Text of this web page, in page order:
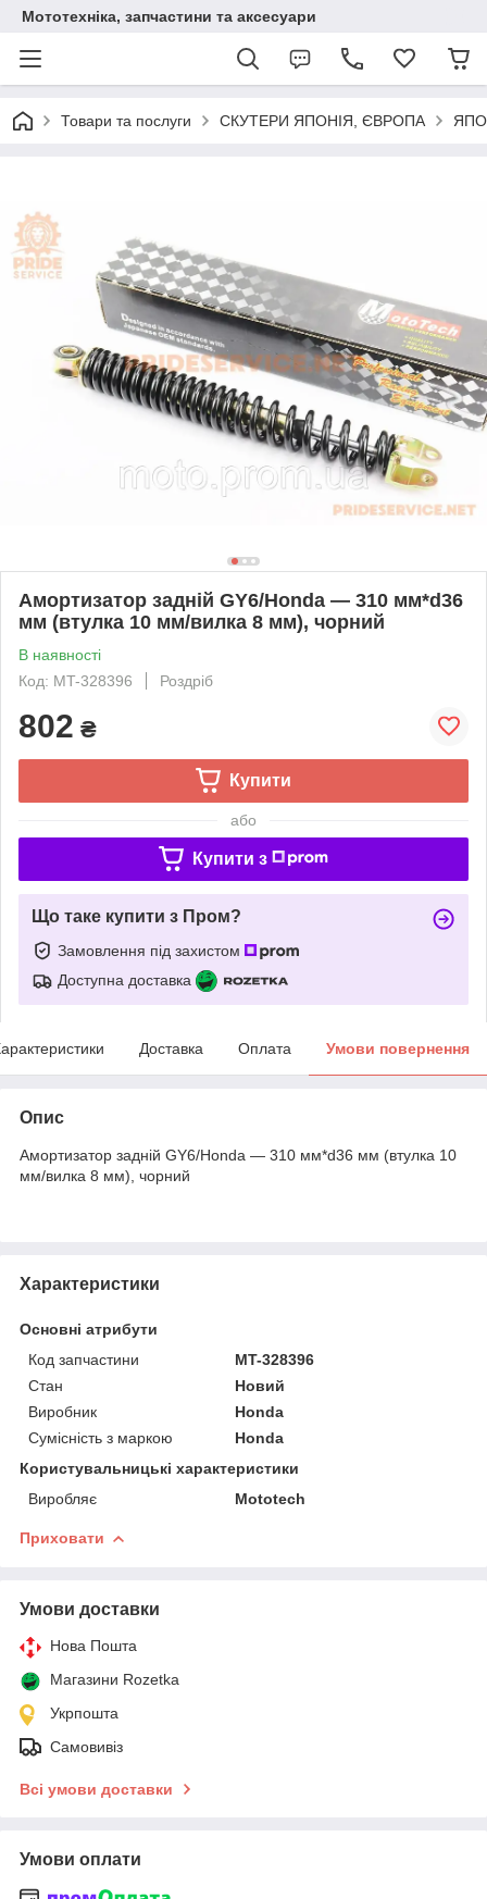
Мототехніка, запчастини та аксесуари
Товари та послуги СКУТЕРИ ЯПОНІЯ, ЄВРОПА
Амортизатор задній GY6/Honda — 310 мм*d36
мм (втулка 10 мм/вилка 8 мм), чорний
В наявності
Код: MT-328396
Роздріб
802 ₴
Купити
або
Купити з
Що таке купити з Пром?
Замовлення під захистом
Доступна доставка
Доставка Оплата Умови повернення
Опис
Амортизатор задній GY6/Honda — 310 мм*d36 мм (втулка 10
мм/вилка 8 мм), чорний
Характеристики
Основні атрибути
Код запчастини
MT-328396
Стан
Новий
Виробник
Honda
Сумісність з маркою
Honda
Користувальницькі характеристики
Виробляє
Mototech
Приховати
Умови доставки
Нова Пошта
Магазини Rozetka
Укрпошта
Самовивіз
Всі умови доставки
Умови оплати